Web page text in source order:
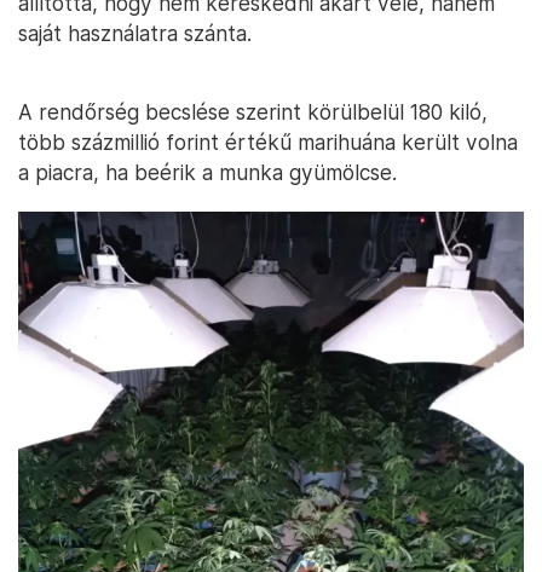
saját használatra szánta.
A rendőrség becslése szerint körülbelül 180 kiló,
több százmillió forint értékű marihuána került volna
a piacra, ha beérik a munka gyümölcse.